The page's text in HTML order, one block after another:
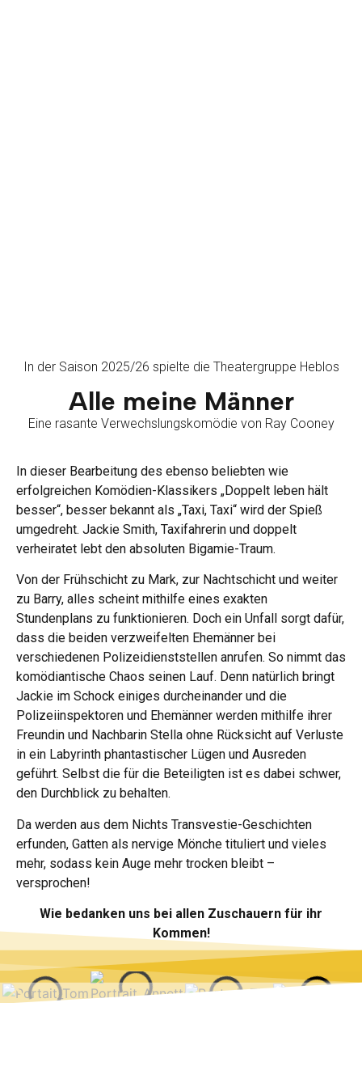
In der Saison 2025/26 spielte die Theatergruppe Heblos
Alle meine Männer
Eine rasante Verwechslungskomödie von Ray Cooney
In dieser Bearbeitung des ebenso beliebten wie
erfolgreichen Komödien-Klassikers „Doppelt leben hält
besser“, besser bekannt als „Taxi, Taxi“ wird der Spieß
umgedreht. Jackie Smith, Taxifahrerin und doppelt
verheiratet lebt den absoluten Bigamie-Traum.
Von der Frühschicht zu Mark, zur Nachtschicht und weiter
zu Barry, alles scheint mithilfe eines exakten
Stundenplans zu funktionieren. Doch ein Unfall sorgt dafür,
dass die beiden verzweifelten Ehemänner bei
verschiedenen Polizeidienststellen anrufen. So nimmt das
komödiantische Chaos seinen Lauf. Denn natürlich bringt
Jackie im Schock einiges durcheinander und die
Polizeiinspektoren und Ehemänner werden mithilfe ihrer
Freundin und Nachbarin Stella ohne Rücksicht auf Verluste
in ein Labyrinth phantastischer Lügen und Ausreden
geführt. Selbst die für die Beteiligten ist es dabei schwer,
den Durchblick zu behalten.
Da werden aus dem Nichts Transvestie-Geschichten
erfunden, Gatten als nervige Mönche tituliert und vieles
mehr, sodass kein Auge mehr trocken bleibt –
versprochen!
Wie bedanken uns bei allen Zuschauern für ihr
Kommen!